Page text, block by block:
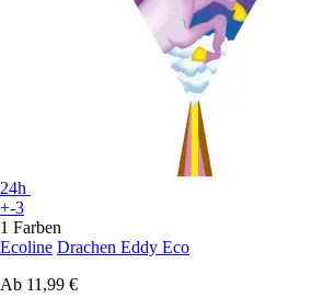
24h
+-3
1 Farben
Ecoline Drachen Eddy Eco
Ab 11,99 €